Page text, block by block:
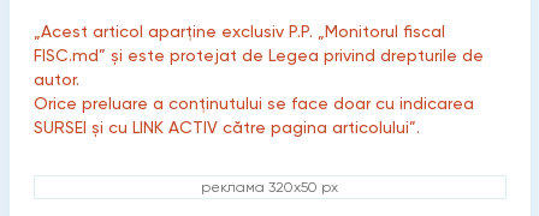
„Acest articol aparține exclusiv P.P. „Monitorul fiscal
FISC.md” și este protejat de Legea privind drepturile de
autor.
Orice preluare a conținutului se face doar cu indicarea
SURSEI și cu LINK ACTIV către pagina articolului”.
реклама 320x50 px